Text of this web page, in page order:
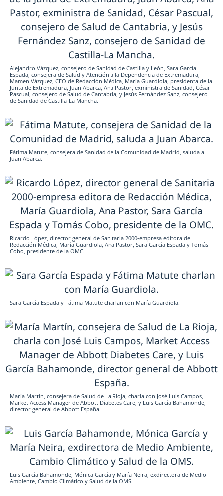
Alejandro Vázquez, consejero de Sanidad de Castilla y León, Sara García
Espada, consejera de Salud y Atención a la Dependencia de Extremadura,
Mamen Vázquez, CEO de Redacción Médica, María Guardiola, presidenta de la
Junta de Extremadura, Juan Abarca, Ana Pastor, exministra de Sanidad, César
Pascual, consejero de Salud de Cantabria, y Jesús Fernández Sanz, consejero
de Sanidad de Castilla-La Mancha.
Fátima Matute, consejera de Sanidad de la Comunidad de Madrid, saluda a
Juan Abarca.
Ricardo López, director general de Sanitaria 2000-empresa editora de
Redacción Médica, María Guardiola, Ana Pastor, Sara García Espada y Tomás
Cobo, presidente de la OMC.
Sara García Espada y Fátima Matute charlan con María Guardiola.
María Martín, consejera de Salud de La Rioja, charla con José Luis Campos,
Market Access Manager de Abbott Diabetes Care, y Luis García Bahamonde,
director general de Abbott España.
Luis García Bahamonde, Mónica García y María Neira, exdirectora de Medio
Ambiente, Cambio Climático y Salud de la OMS.